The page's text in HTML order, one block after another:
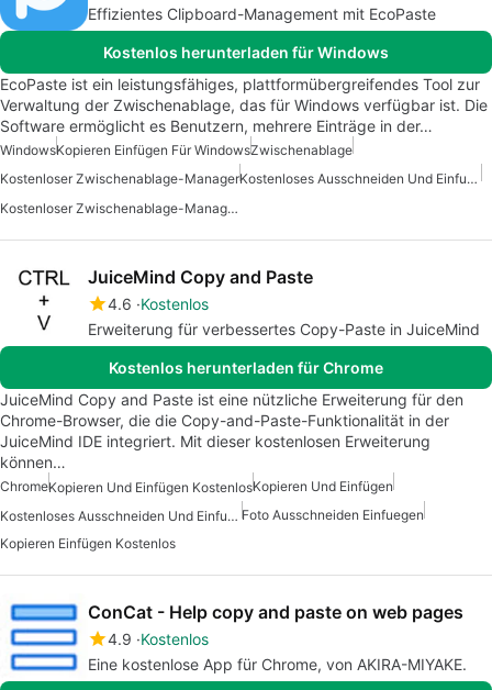
Effizientes Clipboard-Management mit EcoPaste
Kostenlos herunterladen für Windows
EcoPaste ist ein leistungsfähiges, plattformübergreifendes Tool zur
Verwaltung der Zwischenablage, das für Windows verfügbar ist. Die
Software ermöglicht es Benutzern, mehrere Einträge in der…
WindowsKopieren Einfügen Für WindowsZwischenablage
Kostenloser Zwischenablage-Manager
Kostenloses Ausschneiden Und Einfuegen
Kostenloser Zwischenablage-Manager Für Windows
JuiceMind Copy and Paste
4.6 Kostenlos
Erweiterung für verbessertes Copy-Paste in JuiceMind
Kostenlos herunterladen für Chrome
JuiceMind Copy and Paste ist eine nützliche Erweiterung für den
Chrome-Browser, die die Copy-and-Paste-Funktionalität in der
JuiceMind IDE integriert. Mit dieser kostenlosen Erweiterung
können…
ChromeKopieren Und Einfügen KostenlosKopieren Und Einfügen
Kostenloses Ausschneiden Und Einfuegen Foto Ausschneiden Einfuegen
Kopieren Einfügen Kostenlos
ConCat - Help copy and paste on web pages
4.9 Kostenlos
Eine kostenlose App für Chrome, von AKIRA-MIYAKE.